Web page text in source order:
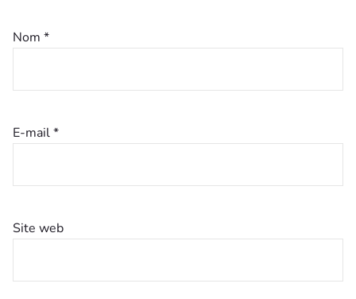
Nom *
E-mail*
Site web